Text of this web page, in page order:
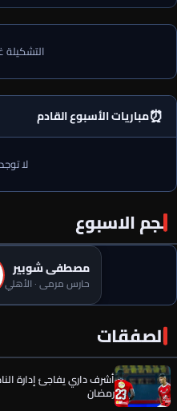
⏰مباريات الأسبوع القادم
لا
نجم الاسبوع
مصطفى شوبير
حارس مرمى · الأهلي
الصفقات
المحلة
أشرف داري يفاجئ إدارة
رمضان